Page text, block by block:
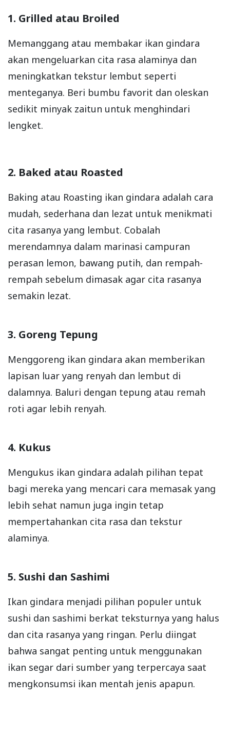
1. Grilled atau Broiled
Memanggang atau membakar ikan gindara
akan mengeluarkan cita rasa alaminya dan
meningkatkan tekstur lembut seperti
menteganya. Beri bumbu favorit dan oleskan
sedikit minyak zaitun untuk menghindari
lengket.
2. Baked atau Roasted
Baking atau Roasting ikan gindara adalah cara
mudah, sederhana dan lezat untuk menikmati
cita rasanya yang lembut. Cobalah
merendamnya dalam marinasi campuran
perasan lemon, bawang putih, dan rempah-
rempah sebelum dimasak agar cita rasanya
semakin lezat.
3. Goreng Tepung
Menggoreng ikan gindara akan memberikan
lapisan luar yang renyah dan lembut di
dalamnya. Baluri dengan tepung atau remah
roti agar lebih renyah.
4. Kukus
Mengukus ikan gindara adalah pilihan tepat
bagi mereka yang mencari cara memasak yang
lebih sehat namun juga ingin tetap
mempertahankan cita rasa dan tekstur
alaminya.
5. Sushi dan Sashimi
Ikan gindara menjadi pilihan populer untuk
sushi dan sashimi berkat teksturnya yang halus
dan cita rasanya yang ringan. Perlu diingat
bahwa sangat penting untuk menggunakan
ikan segar dari sumber yang terpercaya saat
mengkonsumsi ikan mentah jenis apapun.